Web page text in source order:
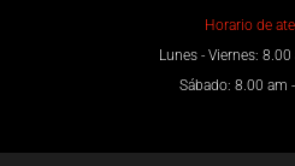
Horario de
Lunes - Viernes:
Sábado: 8.00 am